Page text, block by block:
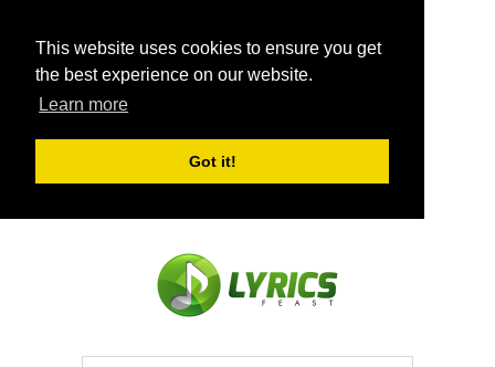
This website uses cookies to ensure you get
the best experience on our website.
Learn more
Got it!